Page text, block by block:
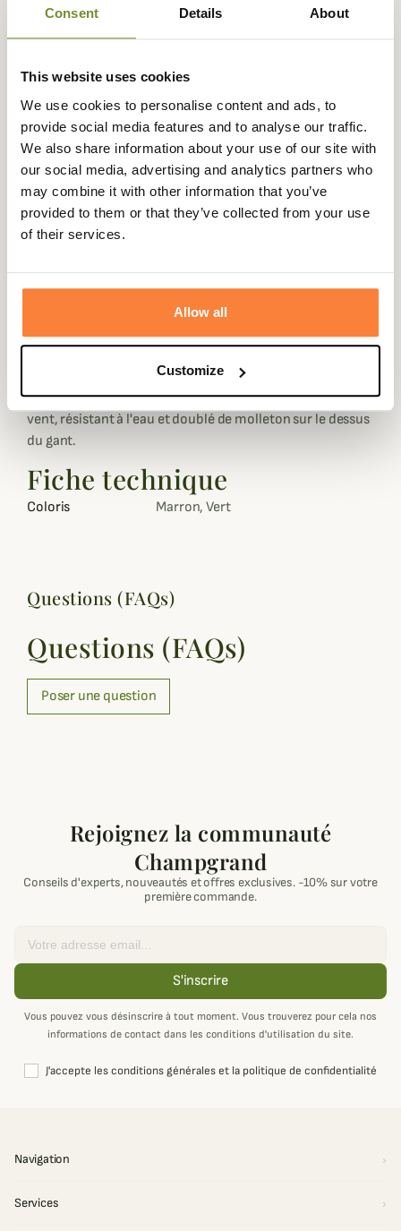
Consent Details About
This website uses cookies
We use cookies to personalise content and ads, to
provide social media features and to analyse our traffic.
We also share information about your use of our site with
our social media, advertising and analytics partners who
may combine it with other information that you’ve
provided to them or that they’ve collected from your use
of their services.
Allow all
Customize
Expédié dans Échange ou
90 jours
Description
Champgrand a le plaisir de vous proposer les gants
être portée par temps froid à la chasse.
En plus de leur tissu Aquatec® unique qui assure une
une grande sensibilité, les gants Climatec® offrent une
chaleur et un confort accrus grâce à un matériau coupe-
vent, résistant à l'eau et doublé de molleton sur le dessus
du gant.
Fiche technique
Coloris Marron, Vert
Questions (FAQs)
Questions (FAQs)
Poser une question
Rejoignez la communauté
Champgrand
Conseils d'experts, nouveautés et offres exclusives. -10% sur votre
première commande.
S'inscrire
Vous pouvez vous désinscrire à tout moment. Vous trouverez pour cela nos
informations de contact dans les conditions d'utilisation du site.
J'accepte les conditions générales et la politique de confidentialité
Navigation
Services